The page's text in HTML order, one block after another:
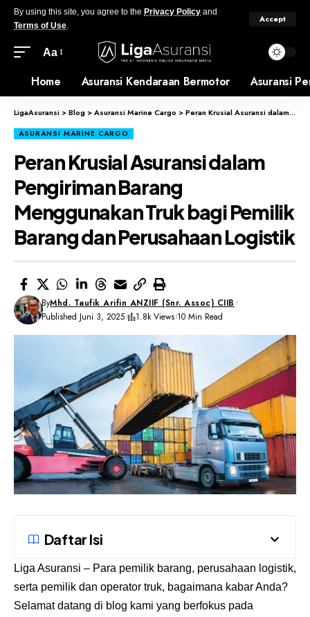
By using this site, you agree to the Privacy Policy and
Terms of Use.
Accept
Aa
Home Asuransi Kendaraan Bermotor Asuransi
LigaAsuransi >Blog >Asuransi Marine Cargo >Peran Krusial Asuransi dalam Pengiriman Barang Menggunakan Truk bagi Pemilik Barang dan Perusahaan Logistik
ASURANSI MARINE CARGO
Peran Krusial Asuransi dalam
Pengiriman Barang
Menggunakan Truk bagi Pemilik
Barang dan Perusahaan Logistik
ByMhd. Taufik Arifin ANZIIF (Snr. Assoc) CIIB
Published Juni 3, 2025
1.8k Views 10 Min Read
Daftar Isi
Liga Asuransi – Para pemilik barang, perusahaan logistik,
serta pemilik dan operator truk, bagaimana kabar Anda?
Selamat datang di blog kami yang berfokus pada